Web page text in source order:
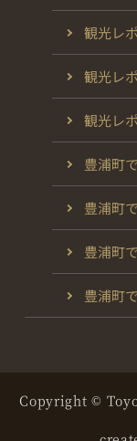
観光レ
観光レ
観光レ
豊浦町
豊浦町
豊浦町
豊浦町
Copyright ©